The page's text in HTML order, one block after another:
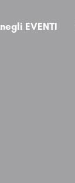
negli EVENTI